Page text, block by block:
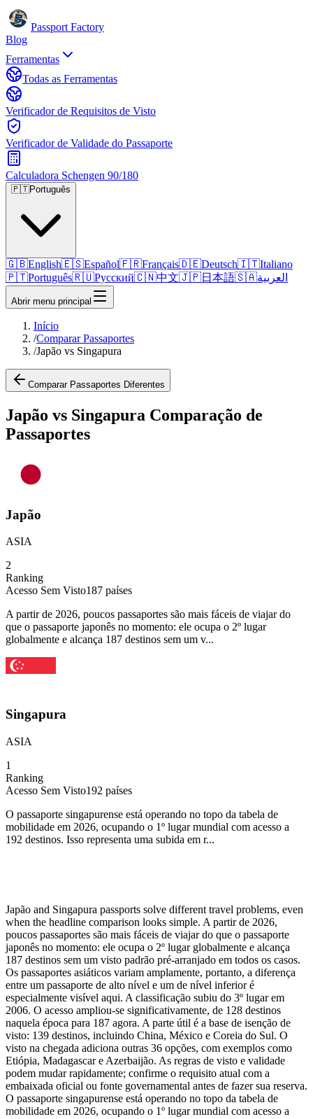
Passport Factory
Blog
Ferramentas
Todas as Ferramentas
Verificador de Requisitos de Visto
Verificador de Validade do Passaporte
Calculadora Schengen 90/180
🇵🇹Português
🇬🇧English🇪🇸Español🇫🇷Français🇩🇪Deutsch🇮🇹Italiano
🇵🇹Português🇷🇺Русский🇨🇳中文🇯🇵日本語🇸🇦العربية
Abrir menu principal
Início
/Comparar Passaportes
/Japão vs Singapura
Comparar Passaportes Diferentes
Japão vs Singapura Comparação de
Passaportes
Japão
ASIA
2
Ranking
Acesso Sem Visto187 países
A partir de 2026, poucos passaportes são mais fáceis de viajar do
que o passaporte japonês no momento: ele ocupa o 2º lugar
globalmente e alcança 187 destinos sem um v...
Singapura
ASIA
1
Ranking
Acesso Sem Visto192 países
O passaporte singapurense está operando no topo da tabela de
mobilidade em 2026, ocupando o 1º lugar mundial com acesso a
192 destinos. Isso representa uma subida em r...
Japão and Singapura passports solve different travel problems, even
when the headline comparison looks simple. A partir de 2026,
poucos passaportes são mais fáceis de viajar do que o passaporte
japonês no momento: ele ocupa o 2º lugar globalmente e alcança
187 destinos sem um visto padrão pré-arranjado em todos os casos.
Os passaportes asiáticos variam amplamente, portanto, a diferença
entre um passaporte de alto nível e um de nível inferior é
especialmente visível aqui. A classificação subiu do 3º lugar em
2006. O acesso ampliou-se significativamente, de 128 destinos
naquela época para 187 agora. A parte útil é a base de isenção de
visto: 139 destinos, incluindo China, México e Coreia do Sul. O
visto na chegada adiciona outras 36 opções, com exemplos como
Etiópia, Madagascar e Azerbaijão. As regras de visto e validade
podem mudar rapidamente; confirme o requisito atual com a
embaixada oficial ou fonte governamental antes de fazer sua reserva.
O passaporte singapurense está operando no topo da tabela de
mobilidade em 2026, ocupando o 1º lugar mundial com acesso a